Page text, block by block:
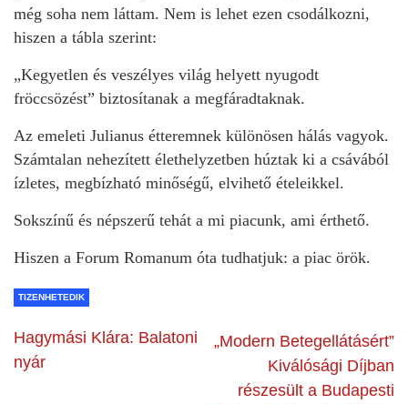
még soha nem láttam. Nem is lehet ezen csodálkozni,
hiszen a tábla szerint:
„Kegyetlen és veszélyes világ helyett nyugodt
fröccsözést” biztosítanak a megfáradtaknak.
Az emeleti Julianus étteremnek különösen hálás vagyok.
Számtalan nehezített élethelyzetben húztak ki a csávából
ízletes, megbízható minőségű, elvihető ételeikkel.
Sokszínű és népszerű tehát a mi piacunk, ami érthető.
Hiszen a Forum Romanum óta tudhatjuk: a piac örök.
TIZENHETEDIK
Hagymási Klára: Balatoni
nyár
„Modern Betegellátásért”
Kiválósági Díjban
részesült a Budapesti